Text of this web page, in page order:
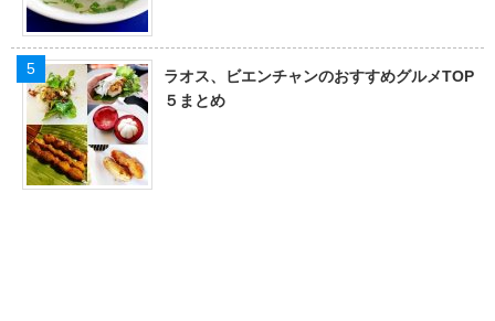
ラオス、ビエンチャンのおすすめグルメTOP
５まとめ